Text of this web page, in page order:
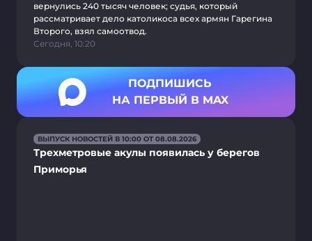
вернулись 240 тысяч человек; судья, который
рассматривает дело католикоса всех армян Гарегина
Второго, взял самоотвод.
Сегодня, 10:20
ПОДПИШИСЬ
НА ПЕРВЫЙ В MAX
ВЫПУСК НОВОСТЕЙ В 10:00 ОТ 08.08.2026
Трехметровые акулы появилась у берегов
Приморья